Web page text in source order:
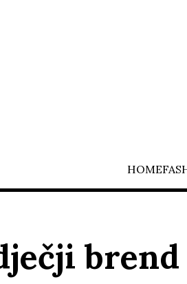
HOME
brend